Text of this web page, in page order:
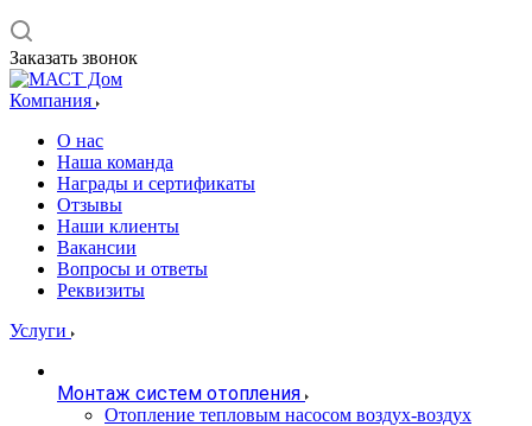
Заказать звонок
Компания
О нас
Наша команда
Награды и сертификаты
Отзывы
Наши клиенты
Вакансии
Вопросы и ответы
Реквизиты
Услуги
Монтаж систем отопления
Отопление тепловым насосом воздух-воздух